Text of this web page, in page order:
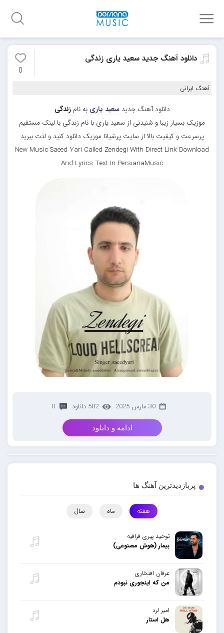
دانلود آهنگ جدید سعید یاری زندگی
0
آهنگ ایرانی
دانلود آهنگ جدیدسعید یاری به نامزندگی
موزیک بسیار زیبا و شنیدنی از سعید یاری با نام زندگی با لینک مستقیم
پرسرعت و کیفیت بالا از سایت پرشیانا موزیک دانلود کنید و لذت ببرید
New Music Saeed Yari Called Zendegi With Direct Link Download
And Lyrics Text In PersianaMusic
30 مارس 2025 582 دانلود 0
ادامه و دانلود
پربازدیدترین آهنگ ها
هفته ماه سال
توحید پیری قراقیه
بیمار (هوش مصنوعی)
عرفان افتخاری
من که اینجوری نبودم
امیر لرد
هل استار